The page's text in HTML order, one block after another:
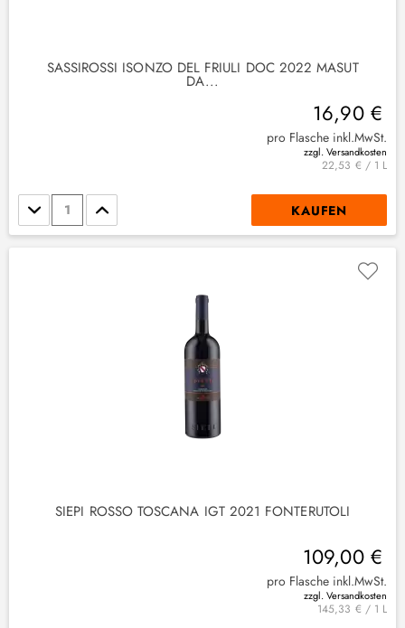
SASSIROSSI ISONZO DEL FRIULI DOC 2022 MASUT
DA...
16,90 €
pro Flasche inkl.MwSt.
zzgl. Versandkosten
22,53 € / 1 L
Stückzahl KAUFEN
SIEPI ROSSO TOSCANA IGT 2021 FONTERUTOLI
109,00 €
pro Flasche inkl.MwSt.
zzgl. Versandkosten
145,33 € / 1 L